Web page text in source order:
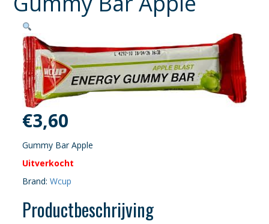
€3,60
Gummy Bar Apple
Uitverkocht
Brand:Wcup
Productbeschrijving